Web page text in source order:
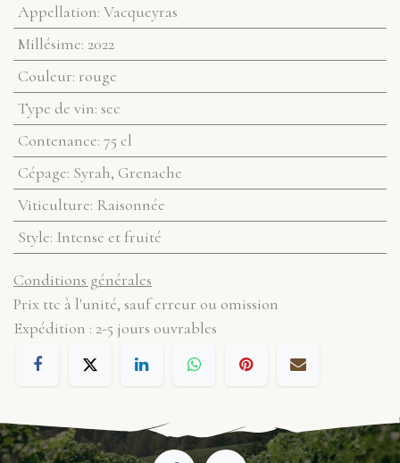
Appellation: Vacqueyras
Millésime: 2022
Couleur: rouge
Type de vin: sec
Contenance: 75 cl
Cépage: Syrah, Grenache
Viticulture: Raisonnée
Style: Intense et fruité
Conditions générales
Prix ttc à l'unité, sauf erreur ou omission
Expédition : 2-5 jours ouvrables